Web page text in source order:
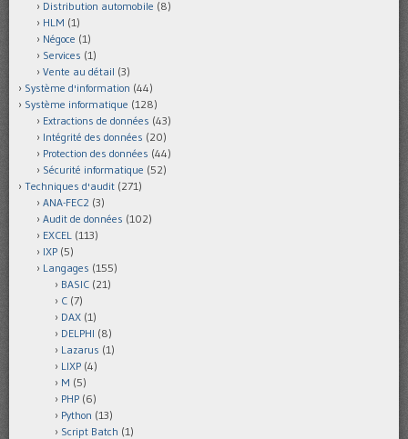
Distribution automobile (8)
HLM (1)
Négoce (1)
Services (1)
Vente au détail (3)
Système d'information (44)
Système informatique (128)
Extractions de données (43)
Intégrité des données (20)
Protection des données (44)
Sécurité informatique (52)
Techniques d'audit (271)
ANA-FEC2 (3)
Audit de données (102)
EXCEL (113)
IXP (5)
Langages (155)
BASIC (21)
C (7)
DAX (1)
DELPHI (8)
Lazarus (1)
LIXP (4)
M (5)
PHP (6)
Python (13)
Script Batch (1)